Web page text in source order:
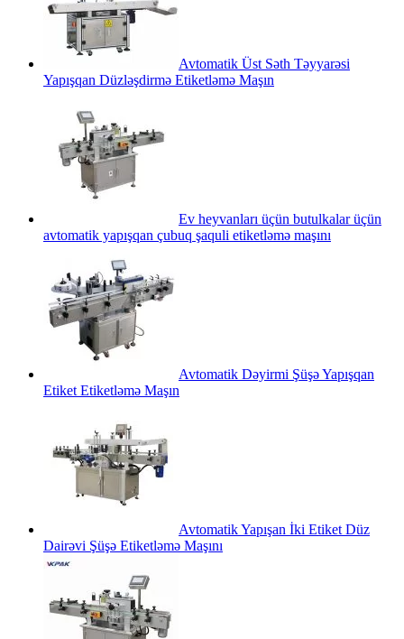
Avtomatik Üst Səth Təyyarəsi
Yapışqan Düzləşdirmə Etiketləmə Maşın
Ev heyvanları üçün butulkalar üçün
avtomatik yapışqan çubuq şaquli etiketləmə maşını
Avtomatik Dəyirmi Şüşə Yapışqan
Etiket Etiketləmə Maşın
Avtomatik Yapışan İki Etiket Düz
Dairəvi Şüşə Etiketləmə Maşını